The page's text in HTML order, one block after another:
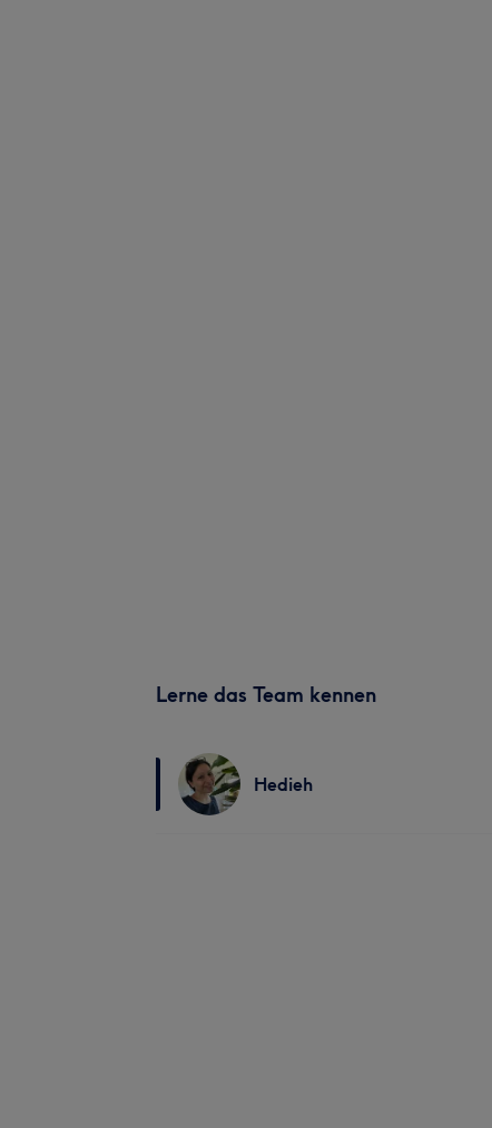
Lerne das Team kennen
Hedieh